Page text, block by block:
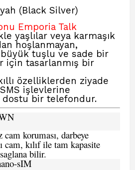
(Black Silver)
Emporia Talk
yaşlılar veya karmaşık
hoşlanmayan,
büyük tuşlu ve sade bir
için tasarlanmış bir
özelliklerden ziyade
işlevlerine
dostu bir telefondur.
cam koruması, darbeye
cam, kılıf ile tam kapasite
bilir.
sIM